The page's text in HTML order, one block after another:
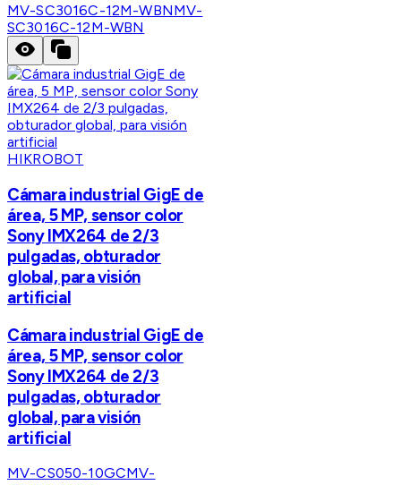
MV-SC3016C-12M-WBNMV-
SC3016C-12M-WBN
HIKROBOT
Cámara industrial GigE de
área, 5 MP, sensor color
Sony IMX264 de 2/3
pulgadas, obturador
global, para visión
artificial
Cámara industrial GigE de
área, 5 MP, sensor color
Sony IMX264 de 2/3
pulgadas, obturador
global, para visión
artificial
MV-CS050-10GCMV-